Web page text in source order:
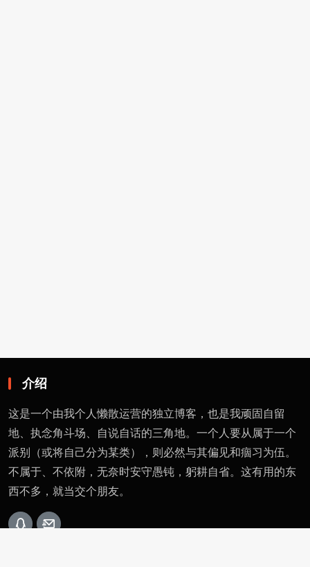
介绍
这是一个由我个人懒散运营的独立博客，也是我顽固自留
地、执念角斗场、自说自话的三角地。一个人要从属于一个
派别（或将自己分为某类），则必然与其偏见和痼习为伍。
不属于、不依附，无奈时安守愚钝，躬耕自省。这有用的东
西不多，就当交个朋友。